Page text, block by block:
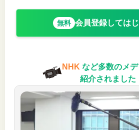
無料 会員登録しては
NHK など多数のメ
紹介されました